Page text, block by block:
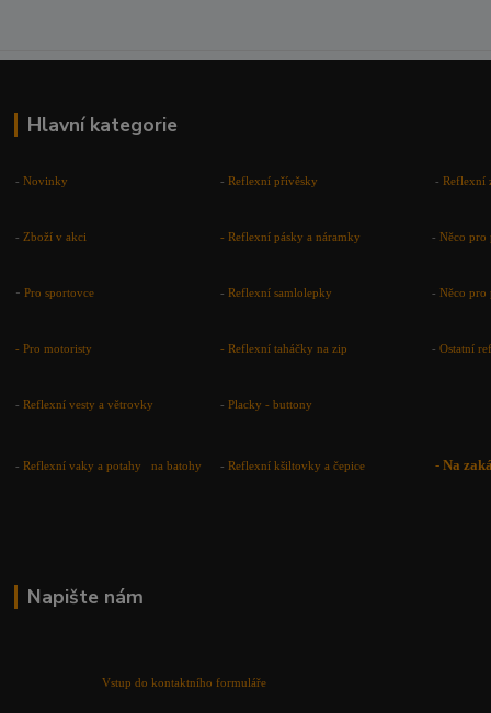
Hlavní kategorie
-Novinky -Reflexní přívěsky -Reflexní
- Zboží v akci -Reflexní pásky a náramky -Něco pro
-Pro sportovce -Reflexní samlolepky -Něco pro
- Pro motoristy -Reflexní taháčky na zip -Ostatní
-Reflexní vesty a větrovky -Placky - buttony
-Reflexní vaky a potahy na batohy -Reflexní kšiltovky a čepice -Na
Napište nám
Vstup do kontaktního formuláře